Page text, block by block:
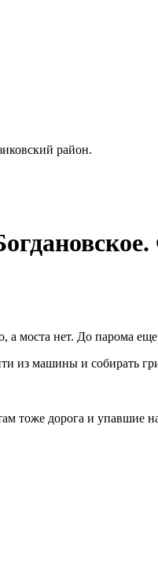
район.
а моста нет. До парома
из машины и собирать
тоже дорога и упавшие